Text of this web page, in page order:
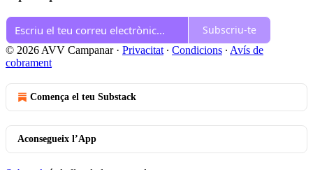
Subscriu-te
© 2026 AVV Campanar· Privacitat ∙ Condicions ∙ Avís de
cobrament
Comença el teu Substack
Aconsegueix l’App